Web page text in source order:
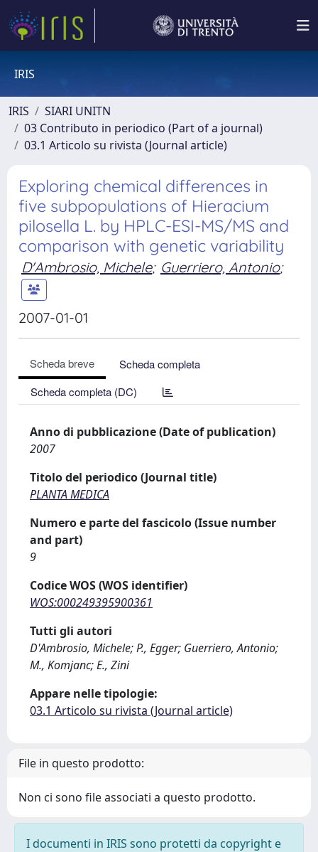
IRIS
IRIS
SIARI UNITN
03 Contributo in periodico (Part of a journal)
03.1 Articolo su rivista (Journal article)
Exploring chemical differences in
five subpopulations of Hieracium
pilosella L. by HPLC-ESI-MS/MS and
comparison with genetic variability
D'Ambrosio, Michele; Guerriero, Antonio;
2007-01-01
Scheda breve
Scheda completa
Scheda completa (DC)
Anno di pubblicazione (Date of publication)
2007
Titolo del periodico (Journal title)
PLANTA MEDICA
Numero e parte del fascicolo (Issue number
and part)
9
Codice WOS (WOS identifier)
WOS:000249395900361
Tutti gli autori
D'Ambrosio, Michele; P., Egger; Guerriero, Antonio;
M., Komjanc; E., Zini
Appare nelle tipologie:
03.1 Articolo su rivista (Journal article)
File in questo prodotto:
Non ci sono file associati a questo prodotto.
I documenti in IRIS sono protetti da copyright e